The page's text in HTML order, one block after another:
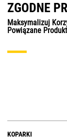
ZGODNE
Maksymalizuj
Powiązane
KOPARKI